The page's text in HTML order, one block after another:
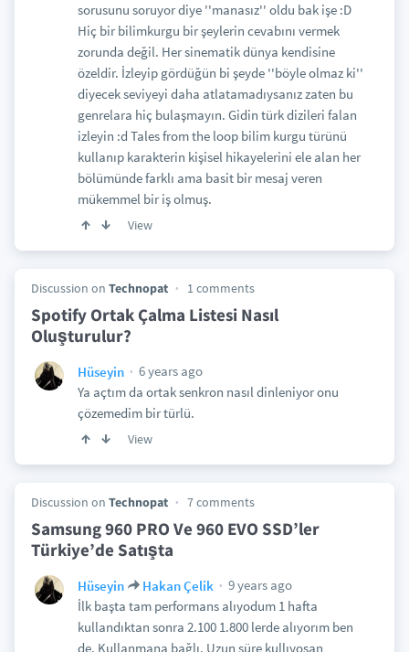
sorusunu soruyor diye ''manasız'' oldu bak işe :D
Hiç bir bilimkurgu bir şeylerin cevabını vermek
zorunda değil. Her sinematik dünya kendisine
özeldir. İzleyip gördüğün bi şeyde ''böyle olmaz ki''
diyecek seviyeyi daha atlatamadıysanız zaten bu
genrelara hiç bulaşmayın. Gidin türk dizileri falan
izleyin :d Tales from the loop bilim kurgu türünü
kullanıp karakterin kişisel hikayelerini ele alan her
bölümünde farklı ama basit bir mesaj veren
mükemmel bir iş olmuş.
View
Discussion on Technopat 1 comments
Spotify Ortak Çalma Listesi Nasıl
Oluşturulur?
Hüseyin
6 years ago
Ya açtım da ortak senkron nasıl dinleniyor onu
çözemedim bir türlü.
View
Discussion on Technopat 7 comments
Samsung 960 PRO Ve 960 EVO SSD’ler
Türkiye’de Satışta
Hüseyin Hakan Çelik
9 years ago
İlk başta tam performans alıyodum 1 hafta
kullandıktan sonra 2.100 1.800 lerde alıyorım ben
de. Kullanmana bağlı. Uzun süre kullıyosan